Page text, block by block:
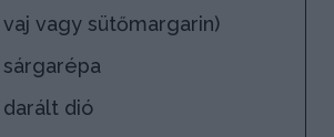
vagy sütőmargarin)
dió